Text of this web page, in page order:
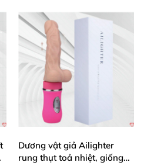
Dương vật giả Ailighter
rung thụt toả nhiệt, giống